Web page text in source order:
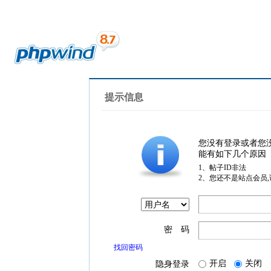
提示信息
您没有登录或者您
能有如下几个原因
1、帖子ID非法
2、您还不是站点会员
密 码
找回密码
隐身登录 开启 关闭